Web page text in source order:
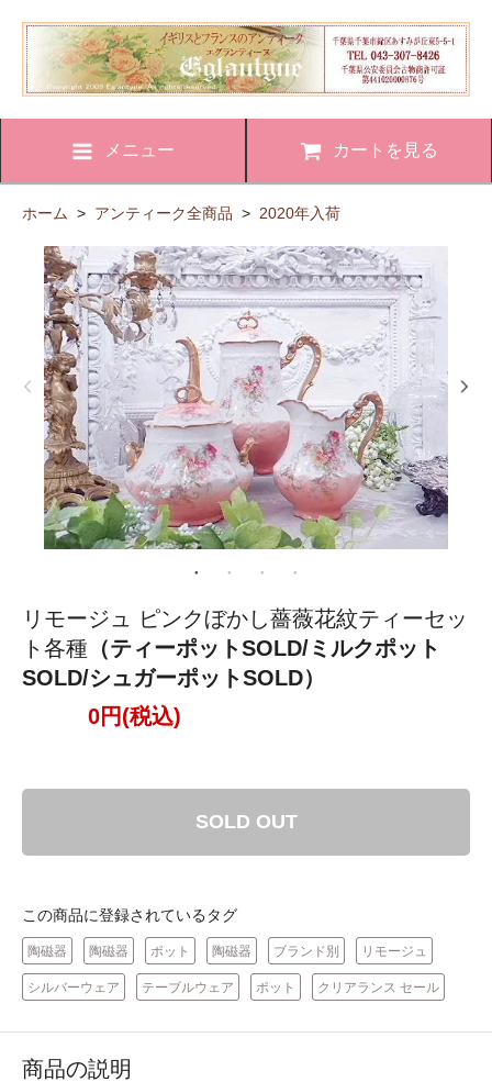
メニュー カートを見る
ホーム > アンティーク全商品 > 2020年入荷
リモージュ ピンクぼかし薔薇花紋ティーセッ
ト各種 （ティーポットSOLD/ミルクポット
SOLD/シュガーポットSOLD）
0円(税込)
SOLD OUT
この商品に登録されているタグ
陶磁器 陶磁器 ポット 陶磁器 ブランド別 リモージュ
シルバーウェア テーブルウェア ポット クリアランス セール
商品の説明